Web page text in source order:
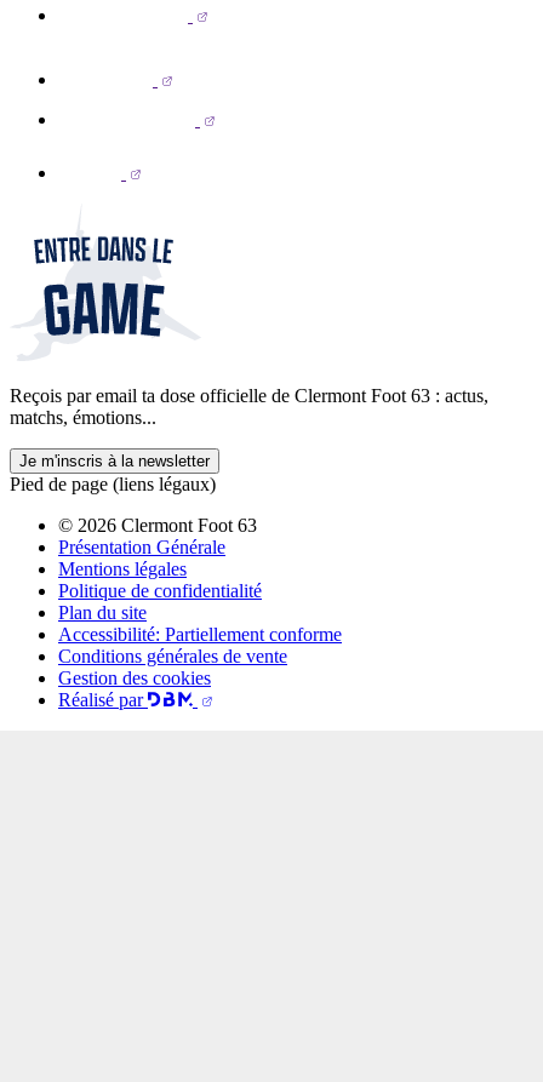
Reçois par email ta dose officielle de Clermont Foot 63 : actus,
matchs, émotions...
Je m'inscris à la newsletter
Pied de page (liens légaux)
© 2026 Clermont Foot 63
Présentation Générale
Mentions légales
Politique de confidentialité
Plan du site
Accessibilité: Partiellement conforme
Conditions générales de vente
Gestion des cookies
Réalisé par